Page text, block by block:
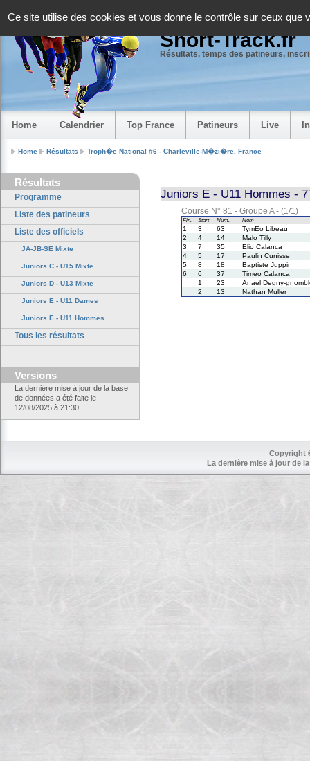
Ce site utilise des cookies et vous donne le contrôle sur ceux que
Short-Track.fr
Résultats, temps des patineurs,
Home Calendrier Top France Patineurs Live
Home Résultats Troph�e National #6 - Charleville-M�zi�re, France
Résultats
Programme
Liste des patineurs
Liste des officiels
JA-JB-SE Mixte
Juniors C - U15 Mixte
Juniors D - U13 Mixte
Juniors E - U11 Dames
Juniors E - U11 Hommes
Tous les résultats
Versions
La dernière mise à jour de la base
de données a été faite le
12/08/2025 à 21:30
Juniors E - U11 Hommes -
Course N° 81 - Groupe A - (1/1)
Fin. Start Num. Nom
1 3 63
TymEo Libeau
2
4 14
Malo Tilly
3
7 35
Elio Calanca
4
5 17
Paulin Cunisse
5
8 18
Baptiste Juppin
6
6 37
Timeo Calanca
1
23
Anael Degny-
2
13 Nathan Muller
Copyright
La dernière mise à jour de